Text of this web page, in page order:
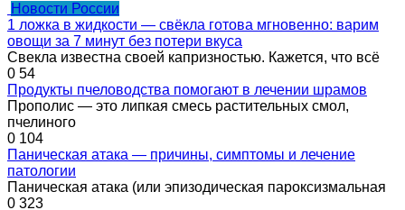
Новости России
1 ложка в жидкости — свёкла готова мгновенно: варим
овощи за 7 минут без потери вкуса
Свекла известна своей капризностью. Кажется, что всё
0 54
Продукты пчеловодства помогают в лечении шрамов
Прополис — это липкая смесь растительных смол,
пчелиного
0 104
Паническая атака — причины, симптомы и лечение
патологии
Паническая атака (или эпизодическая пароксизмальная
0 323